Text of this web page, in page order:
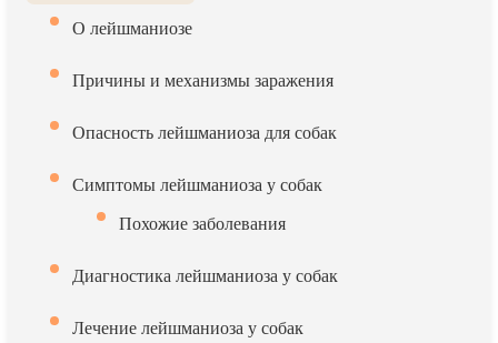
О лейшманиозе
Причины и механизмы заражения
Опасность лейшманиоза для собак
Симптомы лейшманиоза у собак
Похожие заболевания
Диагностика лейшманиоза у собак
Лечение лейшманиоза у собак